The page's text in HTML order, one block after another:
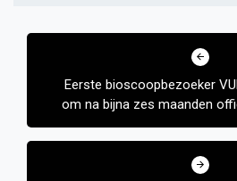
Bericht
Eerste bioscoopbezoeker
om na bijna zes maanden
openen